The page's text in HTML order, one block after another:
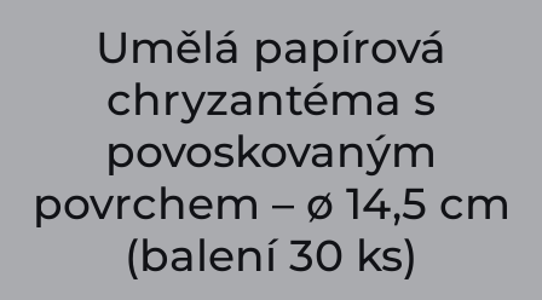
Umělá papírová
chryzantéma s
povoskovaným
povrchem – ø 14,5 cm
(balení 30 ks)